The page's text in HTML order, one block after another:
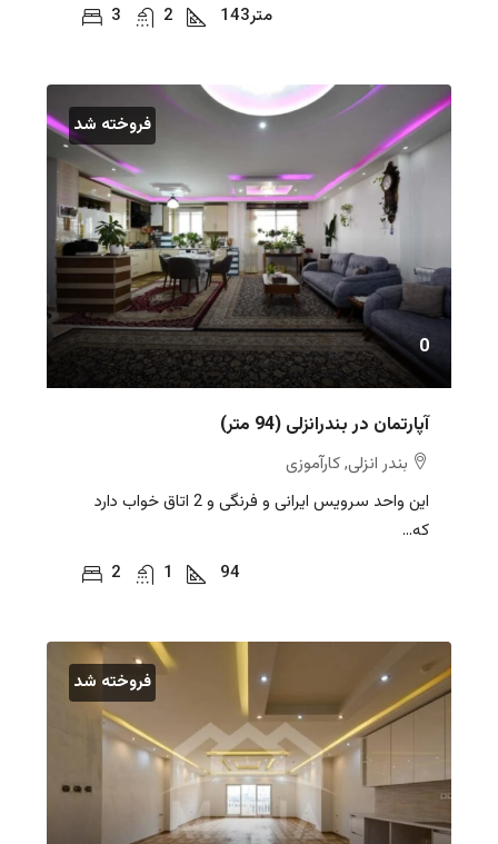
3
2 143متر
فروخته شد
0
آپارتمان در بندرانزلی (94 متر)
بندر انزلی, کارآموزی
این واحد سرویس ایرانی و فرنگی و 2 اتاق خواب دارد
که...
2
1 94
فروخته شد